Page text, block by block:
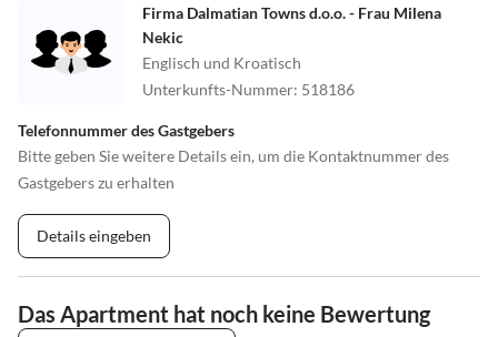
Firma Dalmatian Towns d.o.o. - Frau Milena
Nekic
Englisch und Kroatisch
Unterkunfts-Nummer: 518186
Telefonnummer des Gastgebers
Bitte geben Sie weitere Details ein, um die Kontaktnummer des
Gastgebers zu erhalten
Details eingeben
Das Apartment hat noch keine Bewertung